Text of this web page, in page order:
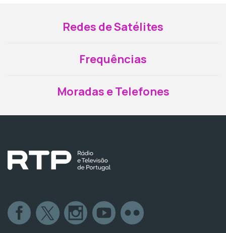
Redes de Satélites
Frequências
Moradas e Telefones